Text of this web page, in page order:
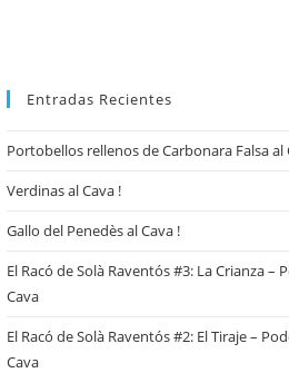
Entradas Recientes
Portobellos rellenos de Carbonara Falsa al
Verdinas al Cava !
Gallo del Penedès al Cava !
El Racó de Solà Raventós #3: La Crianza –
Cava
El Racó de Solà Raventós #2: El Tiraje –
Cava